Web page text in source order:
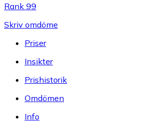
Rank 99
Skriv omdöme
Priser
Insikter
Prishistorik
Omdömen
Info